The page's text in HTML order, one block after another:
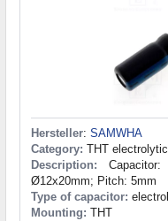
Hersteller: SAMWHA
Category: THT
Description:
Ø12x20mm; Pitch: 5mm
Type of capacitor:
Mounting: THT